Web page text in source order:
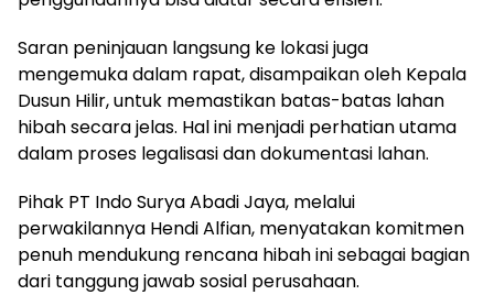
Saran peninjauan langsung ke lokasi juga
mengemuka dalam rapat, disampaikan oleh Kepala
Dusun Hilir, untuk memastikan batas-batas lahan
hibah secara jelas. Hal ini menjadi perhatian utama
dalam proses legalisasi dan dokumentasi lahan.
Pihak PT Indo Surya Abadi Jaya, melalui
perwakilannya Hendi Alfian, menyatakan komitmen
penuh mendukung rencana hibah ini sebagai bagian
dari tanggung jawab sosial perusahaan.